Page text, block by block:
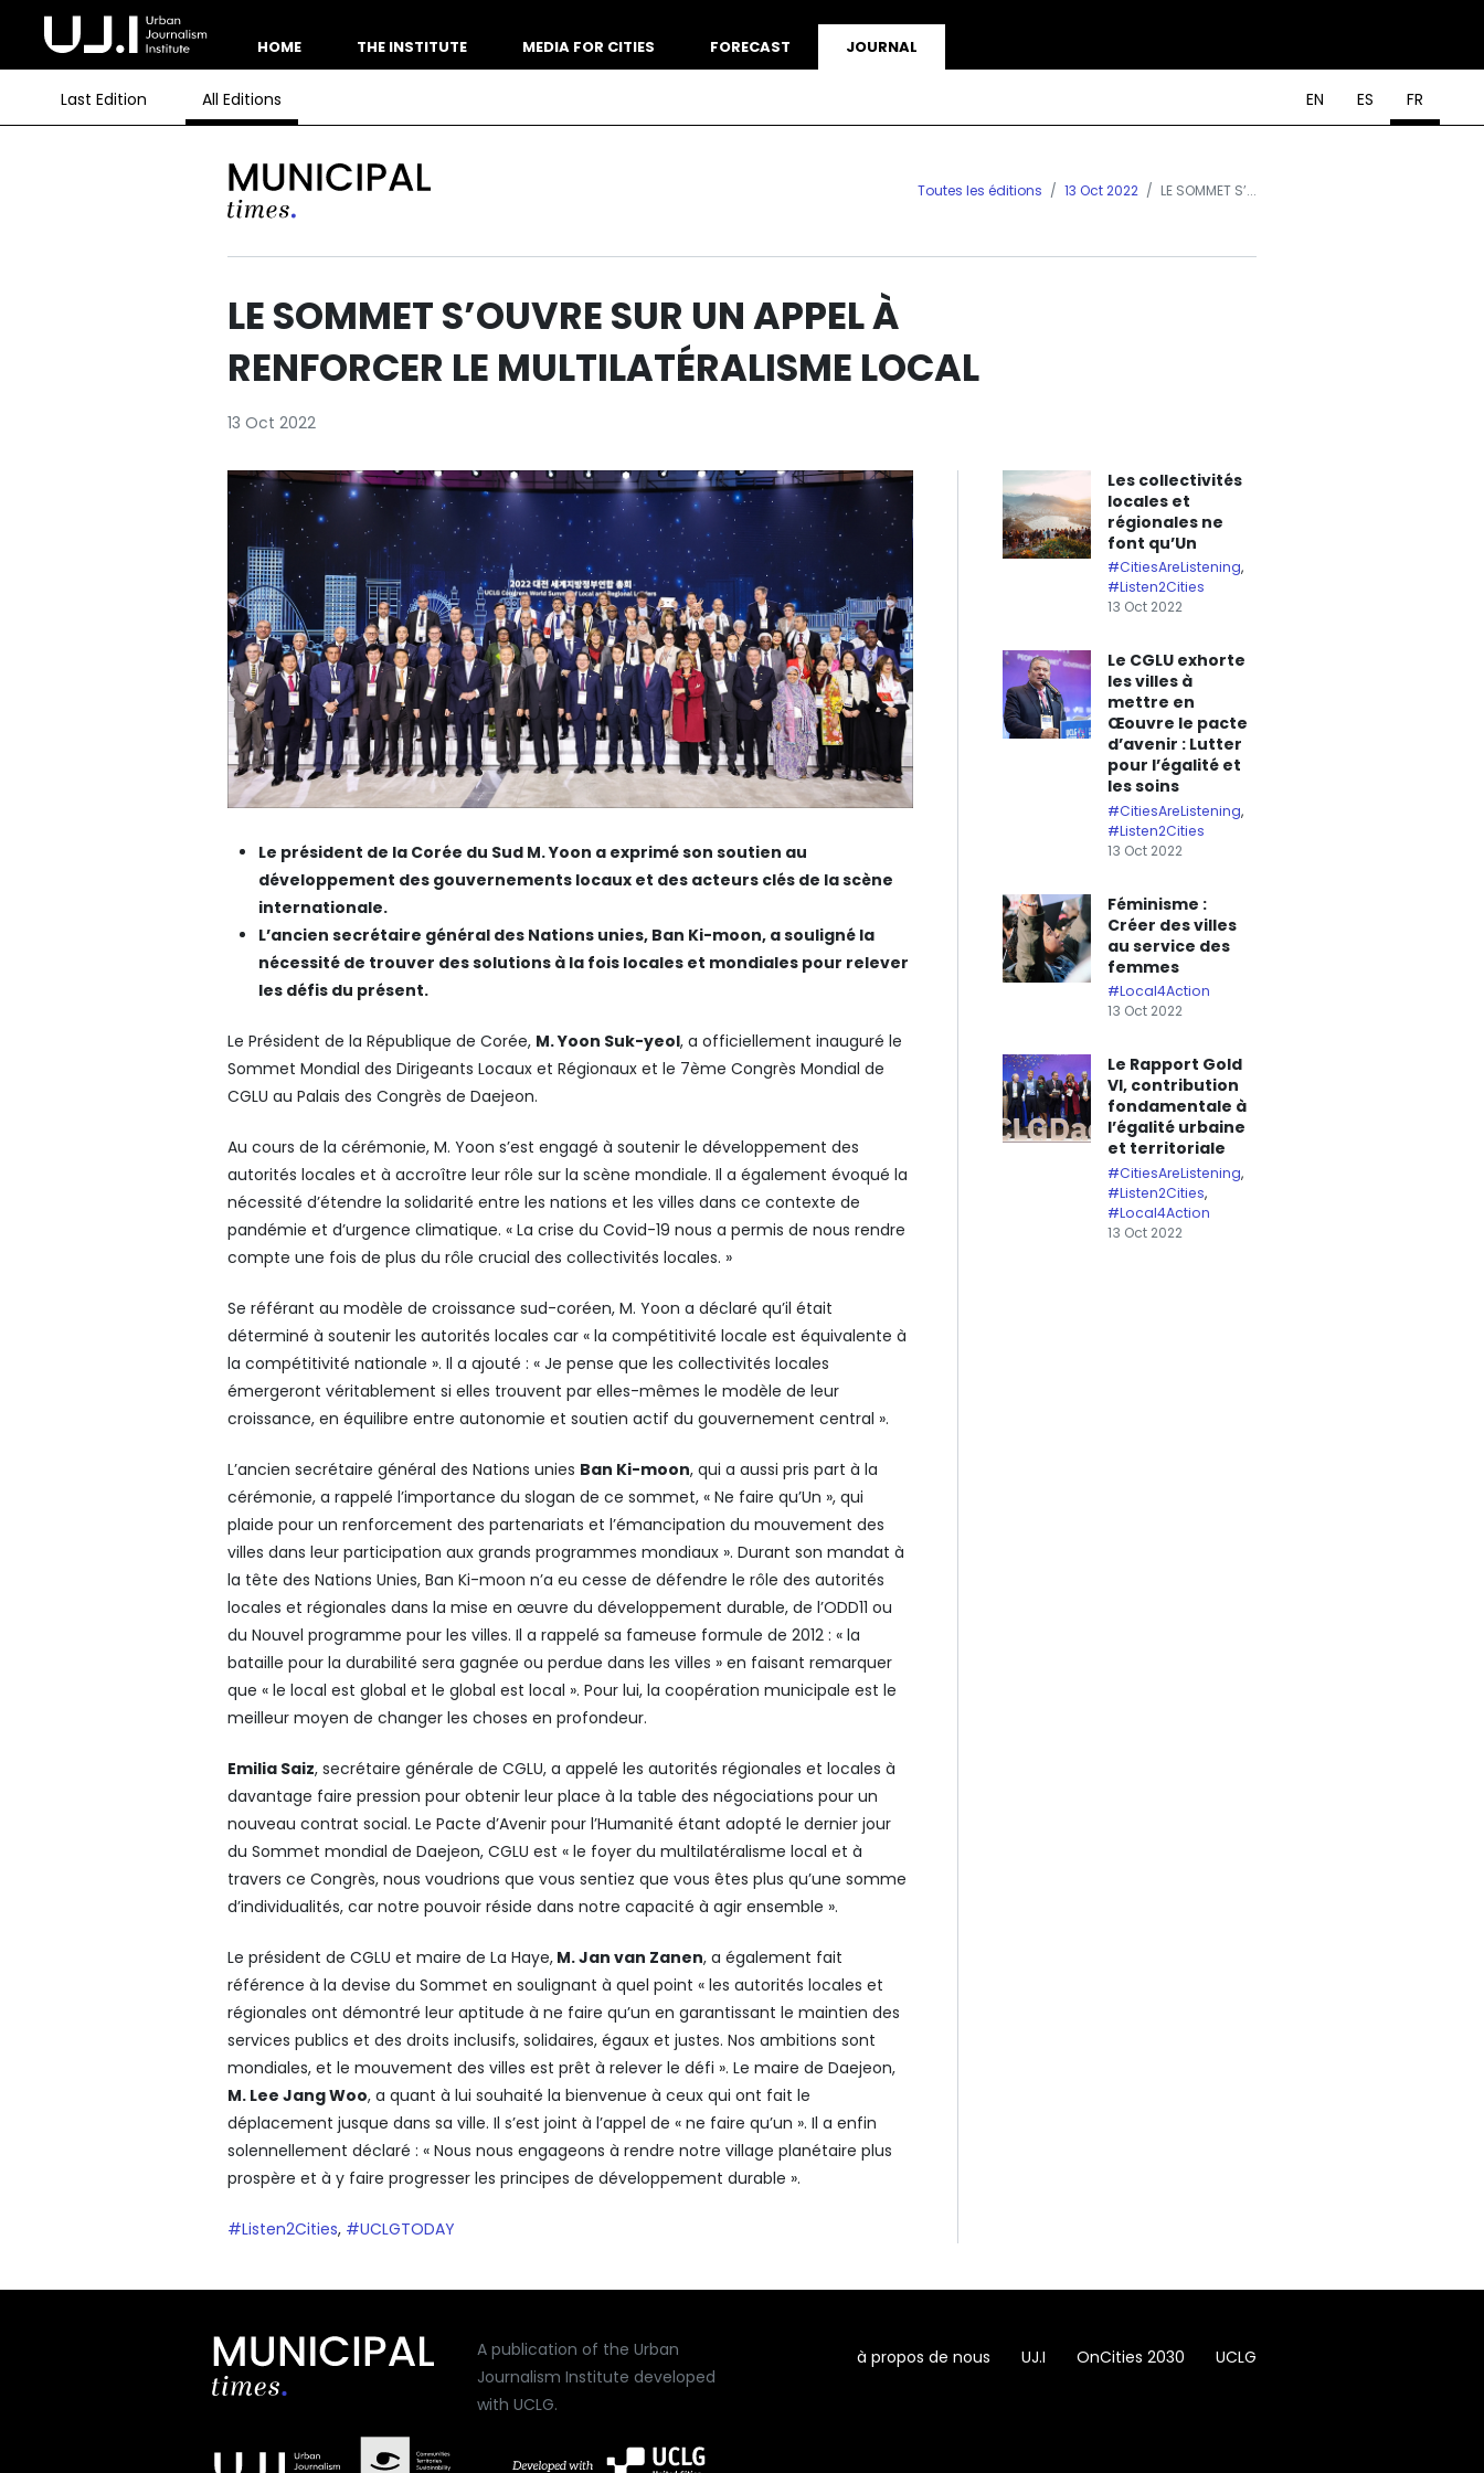
HOME THE INSTITUTE MEDIA FOR CITIES FORECAST JOURNAL
Last Edition All Editions EN ES FR
Toutes les éditions 13 Oct 2022 LE SOMMET S’...
LE SOMMET S’OUVRE SUR UN APPEL À
RENFORCER LE MULTILATÉRALISME LOCAL
13 Oct 2022
Le président de la Corée du Sud M. Yoon a exprimé son soutien au
développement des gouvernements locaux et des acteurs clés de la scène
internationale.
L’ancien secrétaire général des Nations unies, Ban Ki-moon, a souligné la
nécessité de trouver des solutions à la fois locales et mondiales pour relever
les défis du présent.
Le Président de la République de Corée, M. Yoon Suk-yeol, a officiellement inauguré le
Sommet Mondial des Dirigeants Locaux et Régionaux et le 7ème Congrès Mondial de
CGLU au Palais des Congrès de Daejeon.
Au cours de la cérémonie, M. Yoon s’est engagé à soutenir le développement des
autorités locales et à accroître leur rôle sur la scène mondiale. Il a également évoqué la
nécessité d’étendre la solidarité entre les nations et les villes dans ce contexte de
pandémie et d’urgence climatique. « La crise du Covid-19 nous a permis de nous rendre
compte une fois de plus du rôle crucial des collectivités locales. »
Se référant au modèle de croissance sud-coréen, M. Yoon a déclaré qu’il était
déterminé à soutenir les autorités locales car « la compétitivité locale est équivalente à
la compétitivité nationale ». Il a ajouté : « Je pense que les collectivités locales
émergeront véritablement si elles trouvent par elles-mêmes le modèle de leur
croissance, en équilibre entre autonomie et soutien actif du gouvernement central ».
L’ancien secrétaire général des Nations unies Ban Ki-moon, qui a aussi pris part à la
cérémonie, a rappelé l’importance du slogan de ce sommet, « Ne faire qu’Un », qui
plaide pour un renforcement des partenariats et l’émancipation du mouvement des
villes dans leur participation aux grands programmes mondiaux ». Durant son mandat à
la tête des Nations Unies, Ban Ki-moon n’a eu cesse de défendre le rôle des autorités
locales et régionales dans la mise en œuvre du développement durable, de l’ODD11 ou
du Nouvel programme pour les villes. Il a rappelé sa fameuse formule de 2012 : « la
bataille pour la durabilité sera gagnée ou perdue dans les villes » en faisant remarquer
que « le local est global et le global est local ». Pour lui, la coopération municipale est le
meilleur moyen de changer les choses en profondeur.
Emilia Saiz, secrétaire générale de CGLU, a appelé les autorités régionales et locales à
davantage faire pression pour obtenir leur place à la table des négociations pour un
nouveau contrat social. Le Pacte d’Avenir pour l’Humanité étant adopté le dernier jour
du Sommet mondial de Daejeon, CGLU est « le foyer du multilatéralisme local et à
travers ce Congrès, nous voudrions que vous sentiez que vous êtes plus qu’une somme
d’individualités, car notre pouvoir réside dans notre capacité à agir ensemble ».
Le président de CGLU et maire de La Haye, M. Jan van Zanen, a également fait
référence à la devise du Sommet en soulignant à quel point « les autorités locales et
régionales ont démontré leur aptitude à ne faire qu’un en garantissant le maintien des
services publics et des droits inclusifs, solidaires, égaux et justes. Nos ambitions sont
mondiales, et le mouvement des villes est prêt à relever le défi ». Le maire de Daejeon,
M. Lee Jang Woo, a quant à lui souhaité la bienvenue à ceux qui ont fait le
déplacement jusque dans sa ville. Il s’est joint à l’appel de « ne faire qu’un ». Il a enfin
solennellement déclaré : « Nous nous engageons à rendre notre village planétaire plus
prospère et à y faire progresser les principes de développement durable ».
#Listen2Cities, #UCLGTODAY
Les collectivités
locales et
régionales ne
font qu’Un
#CitiesAreListening,
#Listen2Cities
13 Oct 2022
Le CGLU exhorte
les villes à
mettre en
Œouvre le pacte
d’avenir : Lutter
pour l’égalité et
les soins
#CitiesAreListening,
#Listen2Cities
13 Oct 2022
Féminisme :
Créer des villes
au service des
femmes
#Local4Action
13 Oct 2022
Le Rapport Gold
VI, contribution
fondamentale à
l’égalité urbaine
et territoriale
#CitiesAreListening,
#Listen2Cities,
#Local4Action
13 Oct 2022
A publication of the Urban
Journalism Institute developed
with UCLG.
à propos de nous UJ.I OnCities 2030 UCLG